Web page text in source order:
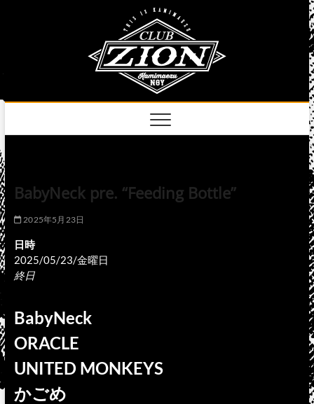
BabyNeck pre. “Feeding Bottle”
2025年5月23日
日時
2025/05/23/金曜日
終日
BabyNeck
ORACLE
UNITED MONKEYS
かごめ